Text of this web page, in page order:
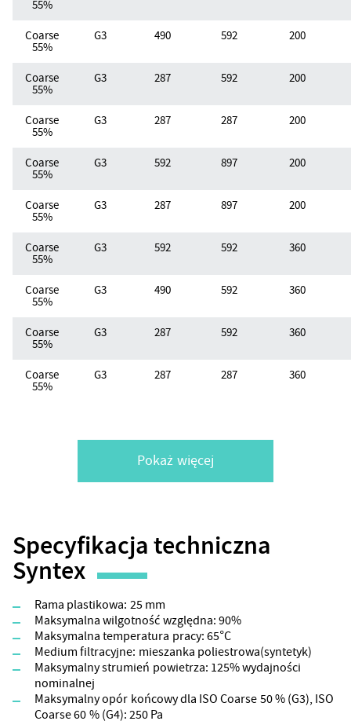
55%
Coarse
55%
G3 490 592 200
Coarse
55%
G3 287 592 200
Coarse
55%
G3 287 287 200
Coarse
55%
G3 592 897 200
Coarse
55%
G3 287 897 200
Coarse
55%
G3 592 592 360
Coarse
55%
G3 490 592 360
Coarse
55%
G3 287 592 360
Coarse
55%
G3 287 287 360
Pokaż więcej
Specyfikacja techniczna
Syntex
Rama plastikowa: 25 mm
Maksymalna wilgotność względna: 90%
Maksymalna temperatura pracy: 65°C
Medium filtracyjne: mieszanka poliestrowa(syntetyk)
Maksymalny strumień powietrza: 125% wydajności
nominalnej
Maksymalny opór końcowy dla ISO Coarse 50 % (G3), ISO
Coarse 60 % (G4): 250 Pa